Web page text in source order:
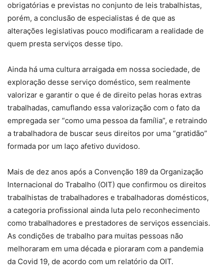
obrigatórias e previstas no conjunto de leis trabalhistas,
porém, a conclusão de especialistas é de que as
alterações legislativas pouco modificaram a realidade de
quem presta serviços desse tipo.
Ainda há uma cultura arraigada em nossa sociedade, de
exploração desse serviço doméstico, sem realmente
valorizar e garantir o que é de direito pelas horas extras
trabalhadas, camuflando essa valorização com o fato da
empregada ser “como uma pessoa da família”, e retraindo
a trabalhadora de buscar seus direitos por uma “gratidão”
formada por um laço afetivo duvidoso.
Mais de dez anos após a Convenção 189 da Organização
Internacional do Trabalho (OIT) que confirmou os direitos
trabalhistas de trabalhadores e trabalhadoras domésticos,
a categoria profissional ainda luta pelo reconhecimento
como trabalhadores e prestadores de serviços essenciais.
As condições de trabalho para muitas pessoas não
melhoraram em uma década e pioraram com a pandemia
da Covid 19, de acordo com um relatório da OIT.